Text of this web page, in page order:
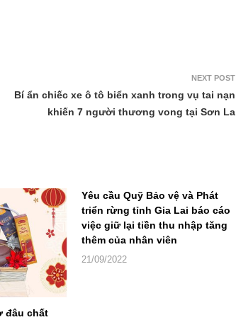
NEXT POST
Bí ẩn chiếc xe ô tô biển xanh trong vụ tai nạn
khiến 7 người thương vong tại Sơn La
đâu chất
Yêu cầu Quỹ Bảo vệ và Phát
triển rừng tỉnh Gia Lai báo cáo
việc giữ lại tiền thu nhập tăng
thêm của nhân viên
21/09/2022